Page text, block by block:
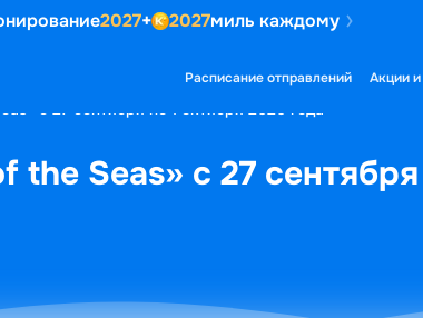
2027+ 2027миль каждому
Расписание отправлений Акции
с 27 сентября по 1 октября 2026 года
Seas» с 27